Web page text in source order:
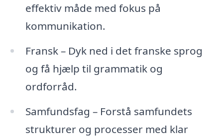
effektiv måde med fokus på
kommunikation.
Fransk – Dyk ned i det franske sprog
og få hjælp til grammatik og
ordforråd.
Samfundsfag – Forstå samfundets
strukturer og processer med klar